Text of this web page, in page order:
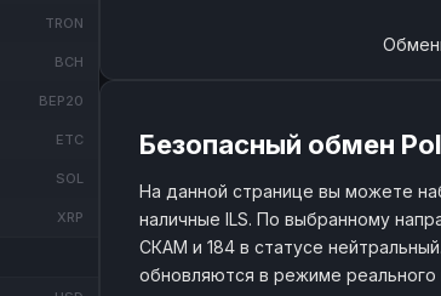
TRON
BCH
BEP20
ETC
SOL
XRP
Безопасный обмен
На данной странице вы можете
наличные ILS. По выбранному
СКАМ и 184 в статусе
обновляются в режиме